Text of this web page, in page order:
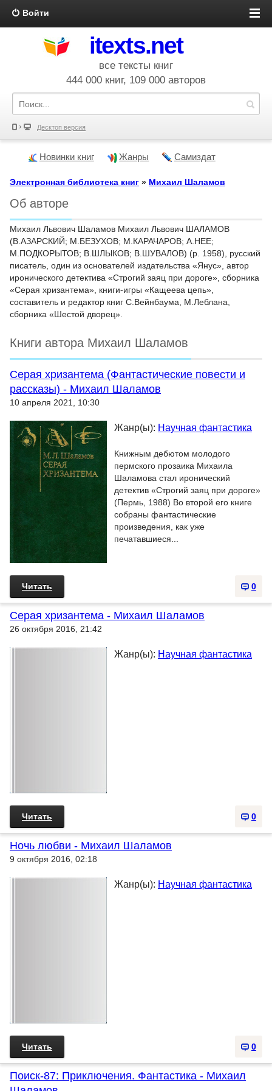
Войти
itexts.net
все тексты книг
444 000 книг, 109 000 авторов
Десктоп версия
Новинки книг Жанры Самиздат
Электронная библиотека книг » Михаил Шаламов
Об авторе
Михаил Львович Шаламов Михаил Львович ШАЛАМОВ
(В.АЗАРСКИЙ; М.БЕЗУХОВ; М.КАРАЧАРОВ; А.НЕЕ;
М.ПОДКОРЫТОВ; В.ШЛЫКОВ; В.ШУВАЛОВ) (р. 1958), русский
писатель, один из основателей издательства «Янус», автор
иронического детектива «Строгий заяц при дороге», сборника
«Серая хризантема», книги-игры «Кащеева цепь»,
составитель и редактор книг С.Вейнбаума, М.Леблана,
сборника «Шестой дворец».
Книги автора Михаил Шаламов
Серая хризантема (Фантастические повести и
рассказы) - Михаил Шаламов
10 апреля 2021, 10:30
Жанр(ы): Научная фантастика
Книжным дебютом молодого
пермского прозаика Михаила
Шаламова стал иронический
детектив «Строгий заяц при дороге»
(Пермь, 1988) Во второй его книге
собраны фантастические
произведения, как уже
печатавшиеся...
0
Читать
Серая хризантема - Михаил Шаламов
26 октября 2016, 21:42
Жанр(ы): Научная фантастика
0
Читать
Ночь любви - Михаил Шаламов
9 октября 2016, 02:18
Жанр(ы): Научная фантастика
0
Читать
Поиск-87: Приключения. Фантастика - Михаил